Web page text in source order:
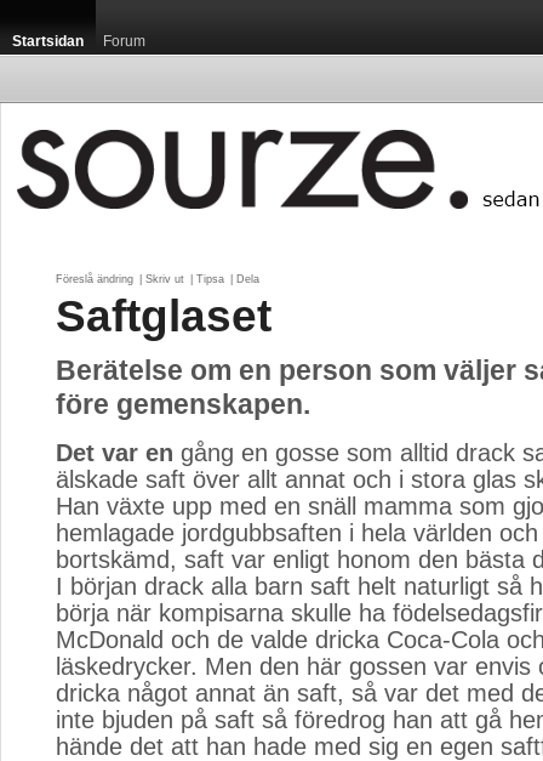
Startsidan Forum
Föreslå ändring Skriv ut Tipsa Dela
Saftglaset
Berätelse om en person som väljer
före gemenskapen.
Det var en gång en gosse som alltid drack
älskade saft över allt annat och i stora glas
Han växte upp med en snäll mamma som
hemlagade jordgubbsaften i hela världen
bortskämd, saft var enligt honom den bästa
I början drack alla barn saft helt naturligt så
börja när kompisarna skulle ha
McDonald och de valde dricka Coca-Cola
läskedrycker. Men den här gossen var envis
dricka något annat än saft, så var det med
inte bjuden på saft så föredrog han att gå
hände det att han hade med sig en egen